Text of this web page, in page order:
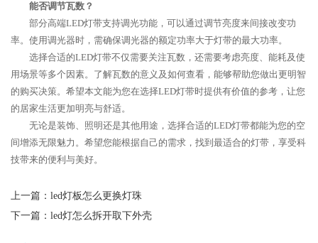
能否调节瓦数？
部分高端LED灯带支持调光功能，可以通过调节亮度来间接改变功
率。使用调光器时，需确保调光器的额定功率大于灯带的最大功率。
选择合适的LED灯带不仅需要关注瓦数，还需要考虑亮度、能耗及使
用场景等多个因素。了解瓦数的意义及如何查看，能够帮助您做出更明智
的购买决策。希望本文能为您在选择LED灯带时提供有价值的参考，让您
的居家生活更加明亮与舒适。
无论是装饰、照明还是其他用途，选择合适的LED灯带都能为您的空
间增添无限魅力。希望您能根据自己的需求，找到最适合的灯带，享受科
技带来的便利与美好。
上一篇： led灯板怎么更换灯珠
下一篇： led灯怎么拆开取下外壳